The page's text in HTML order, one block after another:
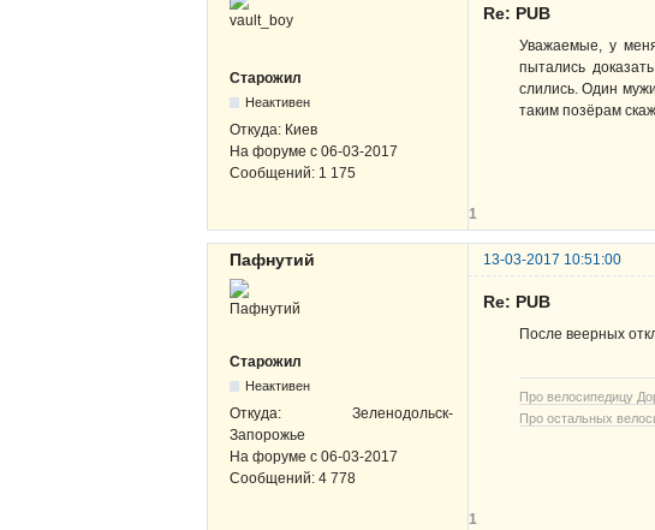
Старожил
Неактивен
Откуда: Киев
На форуме с 06-03-2017
Сообщений: 1 175
Re: PUB
Уважаемые, у
пытались
слились. Один
таким позёрам
1
Пафнутий 13-03-2017 10:51:00
Старожил
Неактивен
Откуда: Зеленодольск-
Запорожье
На форуме с 06-03-2017
Сообщений: 4 778
Re: PUB
После веерных
Про велосипедицу
Про остальных
1